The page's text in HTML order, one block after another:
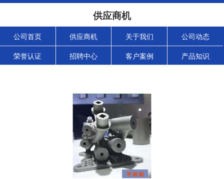
供应商机
公司首页 供应商机 关于我们 公司动态
荣誉认证 招聘中心 客户案例 产品知识